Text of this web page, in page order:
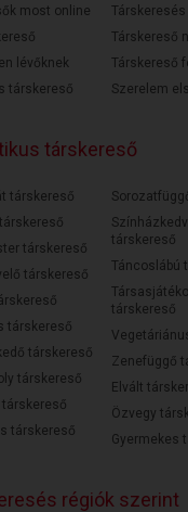
most online
lévőknek
társkereső
Társkereső
Társkereső
Szerelem
társkereső
társkereső
társkereső
társkereső
társkereső
társkereső
társkereső
társkereső
társkereső
Táncoslábú
társkereső
Zenefüggő
Elvált
Özvegy
Gyermekes
régiók szerint